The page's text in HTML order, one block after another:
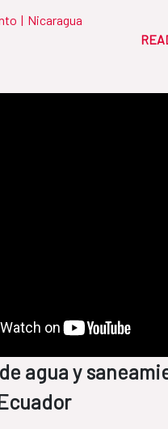
| Nicaragua
agua y